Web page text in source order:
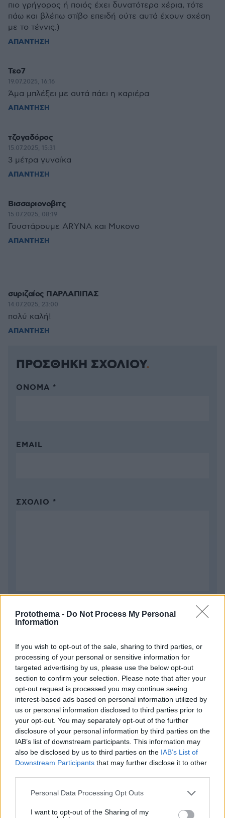
Protothema - Do Not Process My Personal
Information
If you wish to opt-out of the sale, sharing to third parties, or
processing of your personal or sensitive information for
targeted advertising by us, please use the below opt-out
section to confirm your selection. Please note that after your
opt-out request is processed you may continue seeing
interest-based ads based on personal information utilized by
us or personal information disclosed to third parties prior to
your opt-out. You may separately opt-out of the further
disclosure of your personal information by third parties on the
IAB’s list of downstream participants. This information may
also be disclosed by us to third parties on the IAB’s List of
Downstream Participants that may further disclose it to other
Please note that this website/app uses one or more Google
not limited to your visit or usage behaviour. You may click to
Personal Data Processing Opt Outs
I want to opt-out of the Sharing of my
πιο γρήγορος ή ποιός έχει δυνατότερα χέρια, τότε
πάω και βλέπω στίβο επειδή ούτε αυτά έχουν σχέση
με το τέννις.)
ΑΠΑΝΤΗΣΗ
Τεο7
19.07.2025, 16:16
Άμα μπλέξει με αυτά πάει η καριέρα
ΑΠΑΝΤΗΣΗ
τζογαδόρος
15.07.2025, 15:31
3 μέτρα γυναίκα
ΑΠΑΝΤΗΣΗ
Βισσαριονοβιτς
15.07.2025, 08:19
Γουστάρουμε ARYNA και Μυκονο
ΑΠΑΝΤΗΣΗ
συριζαίος ΠΑΡΛΑΠΙΠΑΣ
14.07.2025, 23:00
πολύ καλή!
ΑΠΑΝΤΗΣΗ
ΠΡΟΣΘΗΚΗ ΣΧΟΛΙΟΥ
ΌΝΟΜΑ *
EMAIL
ΣΧΌΛΙΟ *
Απομένουν2500χαρακτήρες
* Υποχρεωτικά πεδία
ΡΟΗ ΕΙΔΗΣΕΩΝ
Ειδήσεις Δημοφιλή Σχολιασμένα
Ρωσία για το drone με εκρηκτικά σε γερμανικό
αεροδρόμιο: «Βιαστικά στημένη προβοκάτσια»